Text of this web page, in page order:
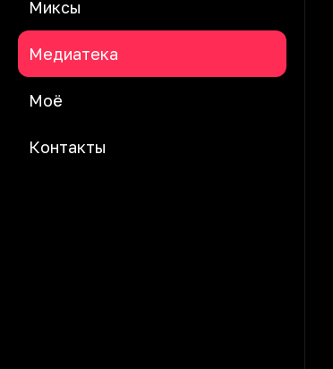
Миксы
Медиатека
Моё
Контакты